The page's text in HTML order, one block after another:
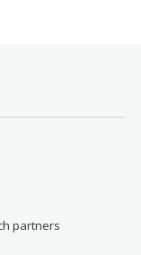
partners